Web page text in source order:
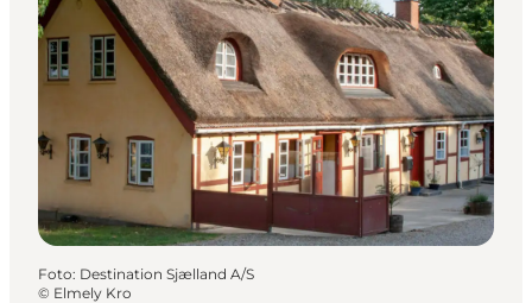
Erlebnisse
Essen
Unterkünfte
Nützliches
Foto: Destination Sjælland A/S
© Elmely Kro